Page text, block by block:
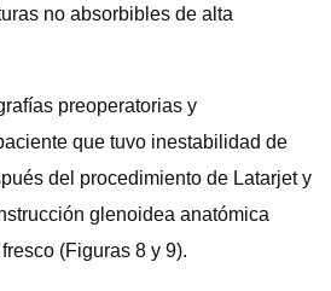
no absorbibles de alta
preoperatorias y
que tuvo inestabilidad de
del procedimiento de Latarjet y
glenoidea anatómica
(Figuras 8 y 9).